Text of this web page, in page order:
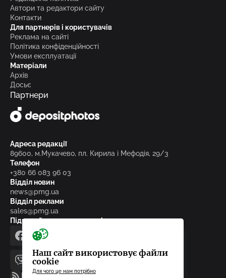
Автори та редактори сайту
Контакти
Для партнерів і користувачів
Реклама на сайті
Політика конфіденційності
Умови експлуатації
Матеріали
Архів
Досьє
Партнери
Адреса редакції
89600, м.Мукачево, пл. Кирила і Мефодія, 29/3
Телефон
+380 66 083 96 03
Відділ новин
news@pmg.ua
Відділ реклами
sales@pmg.ua
Підписуйтесь на нас у соціальних мережах
facebooktelegram
viber
youtube
RSS-стрічка
Наш сайт використовує файли
cookie
Для чого це нам потрібно